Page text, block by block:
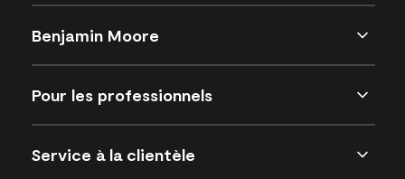
Benjamin Moore
Pour les professionnels
Service à la clientèle